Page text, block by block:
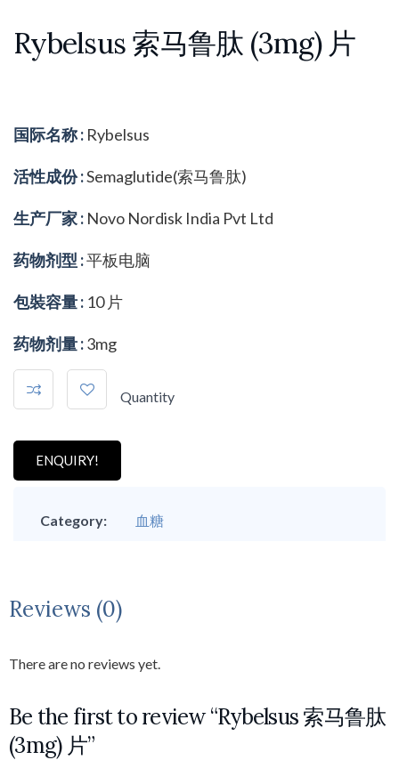
Rybelsus 索马鲁肽 (3mg) 片
国际名称 : Rybelsus
活性成份 :Semaglutide(索马鲁肽)
生产厂家 : Novo Nordisk India Pvt Ltd
药物剂型 :平板电脑
包裝容量 : 10 片
药物剂量 :3mg
Quantity
ENQUIRY!
Category: 血糖
Reviews (0)
There are no reviews yet.
Be the first to review “Rybelsus 索马鲁肽
(3mg) 片”